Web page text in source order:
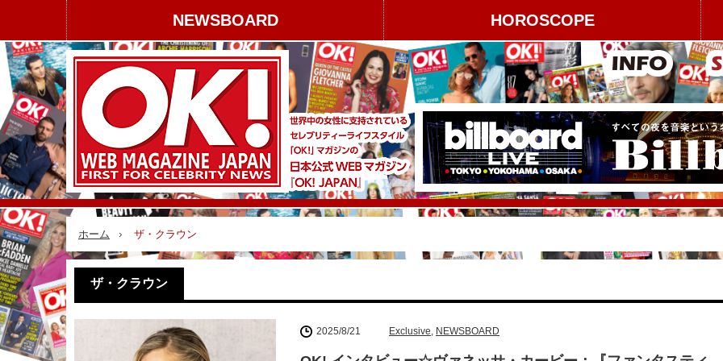
NEWSBOARD HOROSCOPE
ホーム ザ・クラウン
ザ・クラウン
2025/8/21 Exclusive, NEWSBOARD